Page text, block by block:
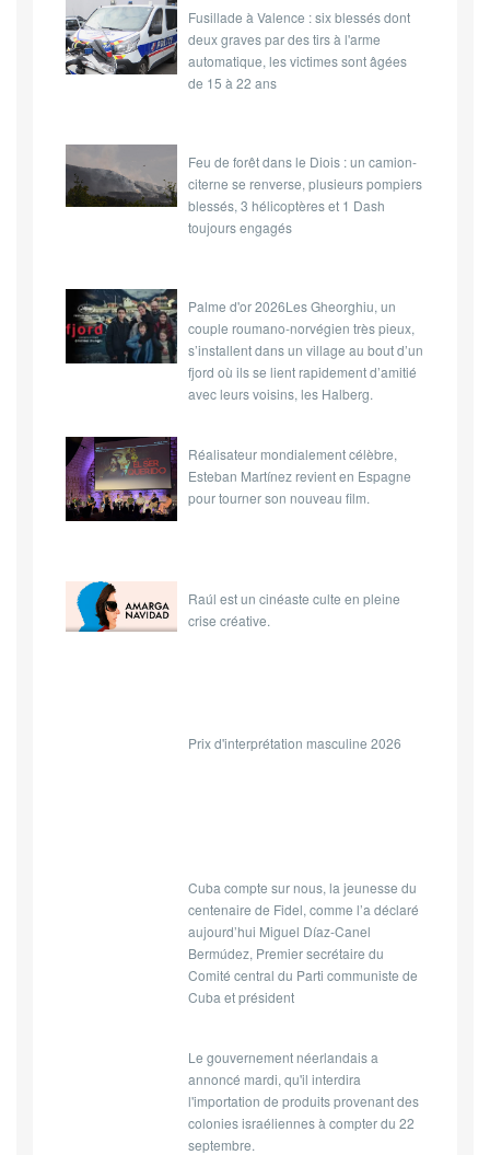
sur les bébés à naître,
selon une étude
américaine récente.
Fusillade à Valence : six blessés dont
deux graves par des tirs à l'arme
automatique, les victimes sont âgées
de 15 à 22 ans
Feu de forêt dans le Diois : un camion-
citerne se renverse, plusieurs pompiers
blessés, 3 hélicoptères et 1 Dash
toujours engagés
Palme d'or 2026Les Gheorghiu, un
couple roumano-norvégien très pieux,
s’installent dans un village au bout d’un
fjord où ils se lient rapidement d’amitié
avec leurs voisins, les Halberg.
Réalisateur mondialement célèbre,
Esteban Martínez revient en Espagne
pour tourner son nouveau film.
Raúl est un cinéaste culte en pleine
crise créative.
Prix d'interprétation masculine 2026
Cuba compte sur nous, la jeunesse du
centenaire de Fidel, comme l’a déclaré
aujourd’hui Miguel Díaz-Canel
Bermúdez, Premier secrétaire du
Comité central du Parti communiste de
Cuba et président
Le gouvernement néerlandais a
annoncé mardi, qu'il interdira
l'importation de produits provenant des
colonies israéliennes à compter du 22
septembre.